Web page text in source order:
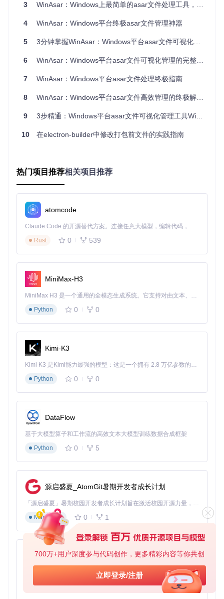
700万+用户深度参与代码创作，更多精彩内容等你共创
立即登录/注册
的拖放功能，开发者只需将 src/renderer目录拖入打包界
ckage.json和 index.html的偏移量无误后，点击"Pack"按
短至30秒，且支持批量添加多个目录。
第三方asar文件如何安全解压与分析？
：需要分析Electron应用的资源结构时，WinAsar的解压
功能可快速提取asar文件内容。选择"Extract"模式后，指定目
标asar文件和输出目录，工具会自动校验文件完整性并处理符
号链接。与直接使用asar extract命令相比，WinAsar提供
如何验证asar文件与应用的兼容性？
发者可通过对比browser.js
快速判断打包是否存在异常。这一功能在处理包含二进制资源
的大型项目时尤为重要，可提前发现因文件顺序错误导致的运
进阶技巧：从基础操作到性能优化
如何通过配置提升大型项目处理速度？
默认配置下，WinAsar已针对大多数场景优化，但处理超过1G
B的asar文件时，可通过修改lib/config.aardio中的缓存
参数提升性能。将 cacheSize
批量处理多个asar文件的高效工作流
当需要同时处理多个asar文件时，可利用WinAsar的"Add"按钮
多选功能，一次性导入多个文件。在解压模式下，工具会自动
常见问题的诊断与解决方法
索引文件损坏：当预览区显示JSON格式错误时，检查是否
的文件过滤逻辑中添加对特殊字符的转义处理。
打包速度慢：除调整缓存外，可关闭实时预览功能。在li
b/config.aardio中将realtimePreview设为false，可
减少约15%的处理时间。
权限错误：解压系统目录下的asar文件时提示权限不足，需
以管理员身份运行WinAsar。可在快捷方式属性中勾选"以管
理员身份运行"，避免重复授权。
功能投票：帮助我们确定下一版本开发优先级
以下三个功能正在规划中，欢迎投票选择你最需要的功能（可
命令行调用接口：支持在批处理脚本中调用WinAsar核心
3 WinAsar：Windows上最简单的asar文件处理工具，一键搞定Electron应用打包
4 WinAsar：Windows平台终极asar文件管理神器
5 3分钟掌握WinAsar：Windows平台asar文件可视化打包与解压工具
6 WinAsar：Windows平台asar文件可视化管理的完整解决方案
7 WinAsar：Windows平台asar文件处理终极指南
8 WinAsar：Windows平台asar文件高效管理的终极解决方案
9 3步精通：Windows平台asar文件可视化管理工具WinAsar
10 在electron-builder中修改打包前文件的实践指南
热门项目推荐相关项目推荐
atomcode
Claude Code 的开源替代方案。连接任意大模型，编辑代码，运行命令，自动验证 — 全自动执行。用 Rust 构建，极致性能。 ｜ An open-source alternative to Claude Code. Connect any LLM, edit code, run commands, and verify changes — autonomously. Built in Rust for speed. Get Started
Rust
0 539
MiniMax-H3
MiniMax H3 是一个通用的全模态生成系统。它支持对由文本、图像、视频和音频组成的多模态上下文进行统一理解，并能生成分辨率高达 2K、时长可达 15 秒的带原生立体声音频的视频。得益于面向任务泛化的系统设计，H3 在预训练阶段就已具备广泛的多模态上下文理解与生成能力，能够出色地执行复杂的多模态指令。
Python
0 0
Kimi-K3
Kimi K3 是Kimi能力最强的模型：这是一个拥有 2.8 万亿参数的混合专家（MoE）模型，具备原生视觉理解能力，并支持 100 万 token 的上下文窗口。
Python
0 0
DataFlow
基于大模型算子和工作流的高效文本大模型训练数据合成框架
Python
0 5
源启盛夏_AtomGit暑期开发者成长计划
「源启盛夏」暑期校园开发者成长计划旨在激活校园开源力量，通过积分激励、认证扶持、资源倾斜等形式，引导高校组织和开发者完成「入驻 — 建项目 — 做贡献 — 获认证 — 得资源」的完整闭环。无论你是想带领社团入驻平台的组织者，还是希望用代码贡献证明自己的开发者，都能在这里找到属于你的成长路径。
Markdown
0 1
py-xiaozhi
基于Python的Xiaozhi AI，适用于想要完整Xiaozhi体验而无需拥有专用硬件的用户。
Python
0 1